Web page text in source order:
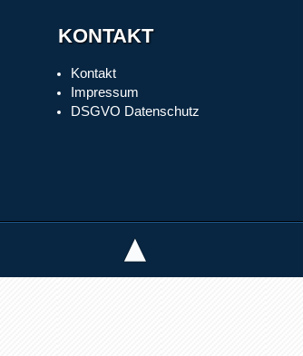
KONTAKT
Kontakt
Impressum
DSGVO Datenschutz